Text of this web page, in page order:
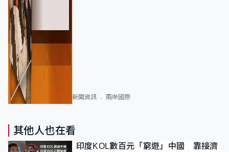
新聞資訊 兩岸國際
其他人也在看
印度KOL數百元「窮遊」中國 靠接濟